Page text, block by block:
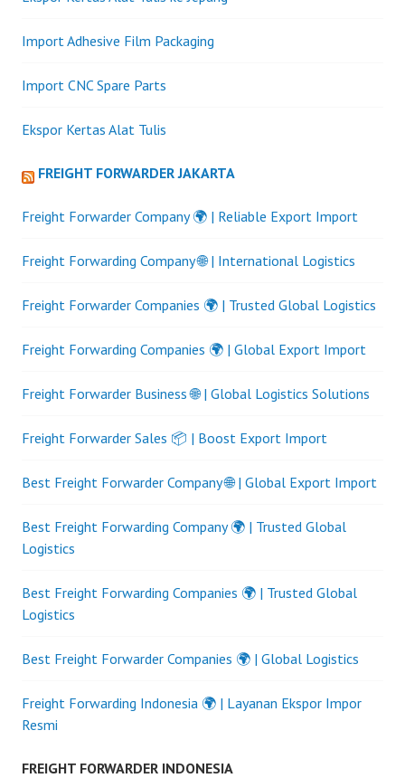
Import Adhesive Film Packaging
Import CNC Spare Parts
Ekspor Kertas Alat Tulis
FREIGHT FORWARDER JAKARTA
Freight Forwarder Company 🌍 | Reliable Export Import
Freight Forwarding Company 🌐 | International Logistics
Freight Forwarder Companies 🌍 | Trusted Global Logistics
Freight Forwarding Companies 🌍 | Global Export Import
Freight Forwarder Business 🌐 | Global Logistics Solutions
Freight Forwarder Sales 📦 | Boost Export Import
Best Freight Forwarder Company 🌐 | Global Export Import
Best Freight Forwarding Company 🌍 | Trusted Global
Logistics
Best Freight Forwarding Companies 🌍 | Trusted Global
Logistics
Best Freight Forwarder Companies 🌍 | Global Logistics
Freight Forwarding Indonesia 🌍 | Layanan Ekspor Impor
Resmi
FREIGHT FORWARDER INDONESIA